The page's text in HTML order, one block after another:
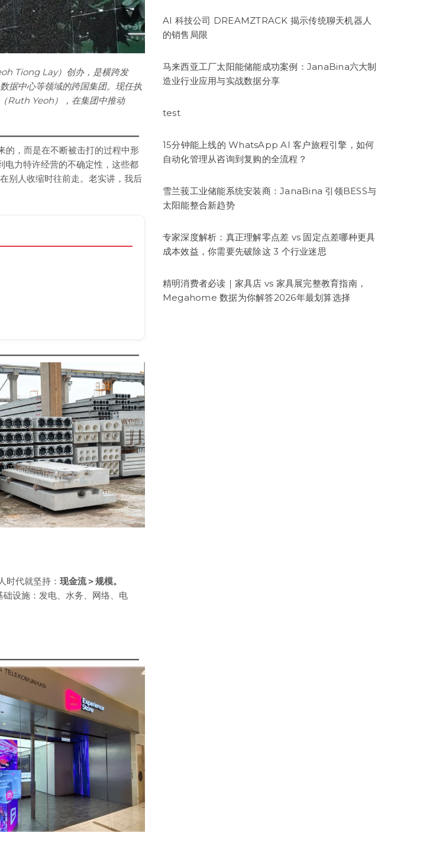
Tiong Lay）创办，是横跨发
据中心等领域的跨国集团。现任执
Ruth Yeoh），在集团中推动
的，而是在不断被击打的过程中形
电力特许经营的不确定性，这些都
别人收缩时往前走。老实讲，我后
时代就坚持： 现金流＞规模。
设施：发电、水务、网络、电
AI 科技公司 DREAMZTRACK 揭示传统聊天机器人
的销售局限
马来西亚工厂太阳能储能成功案例：JanaBina六大制
造业行业应用与实战数据分享
test
15分钟能上线的 WhatsApp AI 客户旅程引擎，如何
自动化管理从咨询到复购的全流程？
雪兰莪工业储能系统安装商：JanaBina 引领BESS与
太阳能整合新趋势
专家深度解析：真正理解零点差 vs 固定点差哪种更具
成本效益，你需要先破除这 3 个行业迷思
精明消费者必读｜家具店 vs 家具展完整教育指南，
Megahome 数据为你解答2026年最划算选择